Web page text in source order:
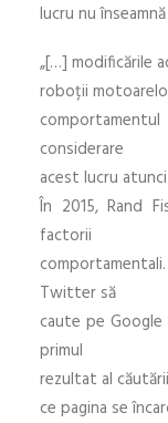
lucru nu
„[…] modificările
roboții
considerare
acest lucru
În 2015, Rand
factorii
Twitter să
caute pe
primul
rezultat al
ce pagina se